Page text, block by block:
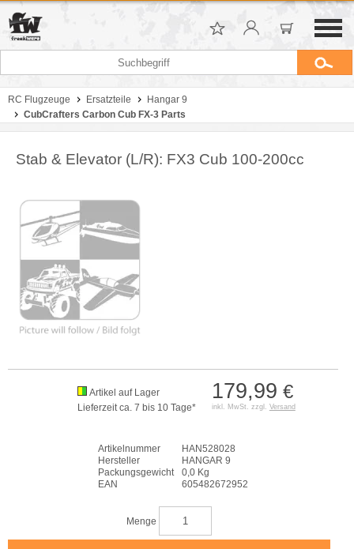
RC Flugzeuge Ersatzteile
Hangar 9
CubCrafters Carbon Cub FX-3 Parts
Stab & Elevator (L/R): FX3 Cub 100-200cc
179,99 €
inkl. MwSt. zzgl. Versand
Artikel auf Lager
Lieferzeit ca. 7 bis 10 Tage*
Artikelnummer
HAN528028
Hersteller
HANGAR 9
Packungsgewicht
0,0 Kg
EAN
605482672952
Menge